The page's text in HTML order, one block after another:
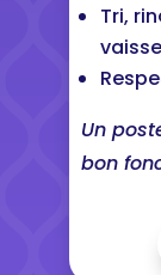
Tri,
Un
bon